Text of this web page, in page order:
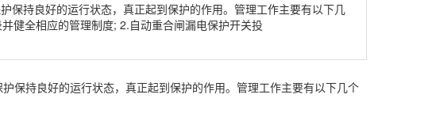
保持良好的运行状态，真正起到保护的作用。管理工作主要有以下几
健全相应的管理制度; 2.自动重合闸漏电保护开关投
持良好的运行状态，真正起到保护的作用。管理工作主要有以下几个